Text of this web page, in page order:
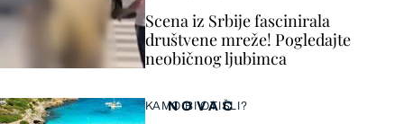
Scena iz Srbije fascinirala
društvene mreže! Pogledajte
neobičnog ljubimca
NOVAC
KAMO BI OTIŠLI?